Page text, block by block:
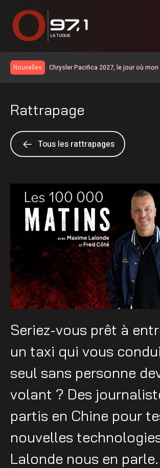
Nouvelles
Chrysler Pacifica 2027, le jour où
Le taux de chômage recule à 6,4% en
Chaudière-Appalaches affiche les
pays
Grave accident sur la 155 à Carignan
Accident : la route 155 est fermée à la
600 embarcations vérifiées lors de
concertée en sécurité nautique de la SQ
Les Bourses Objectif Retour
Latuquois
Rattrapage
Tous les rattrapages
Seriez-vous prêt à
un taxi qui vous
seul sans personne
volant ? Des
partis en Chine pour
nouvelles
Lalonde nous en parle.